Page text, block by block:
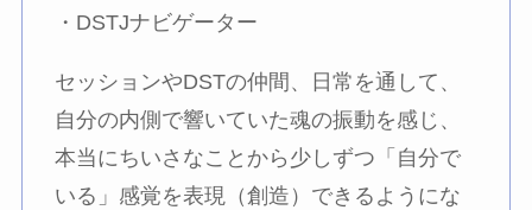
・DSTJナビゲーター
セッションやDSTの仲間、日常を通して、
自分の内側で響いていた魂の振動を感じ、
本当にちいさなことから少しずつ「自分で
いる」感覚を表現（創造）できるようにな